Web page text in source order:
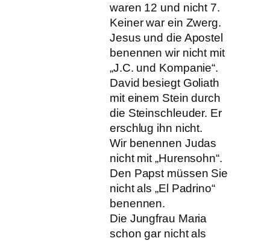
waren 12 und nicht 7.
Keiner war ein Zwerg.
Jesus und die Apostel
benennen wir nicht mit
„J.C. und Kompanie“.
David besiegt Goliath
mit einem Stein durch
die Steinschleuder. Er
erschlug ihn nicht.
Wir benennen Judas
nicht mit „Hurensohn“.
Den Papst müssen Sie
nicht als „El Padrino“
benennen.
Die Jungfrau Maria
schon gar nicht als